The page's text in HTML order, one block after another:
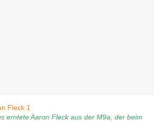
erntete Aaron Fleck aus der M9a, der beim